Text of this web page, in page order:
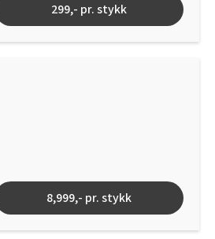
299,- pr. stykk
8,999,- pr. stykk